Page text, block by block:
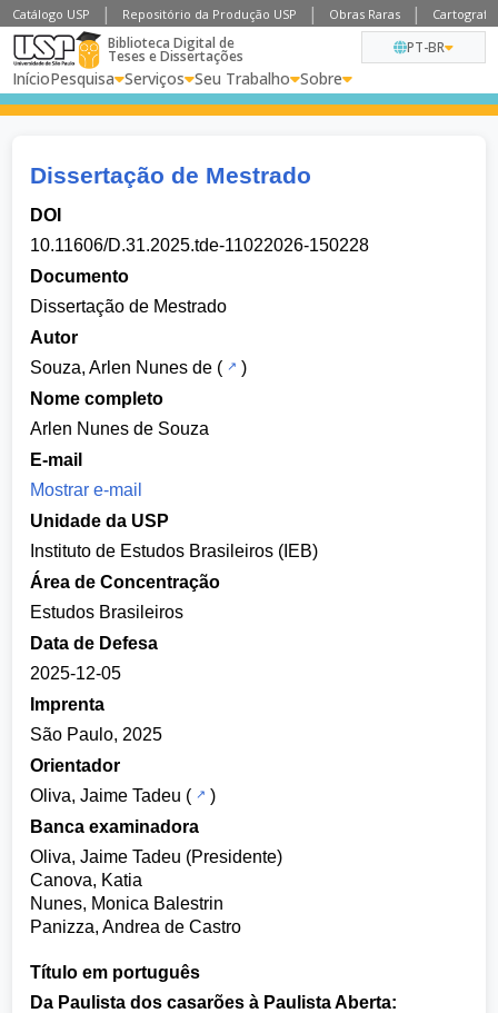
Catálogo USP Repositório da Produção USP Obras Raras
Biblioteca Digital de
Teses e Dissertações
InícioPesquisa Serviços Seu Trabalho Sobre
PT-BR
Dissertação de Mestrado
DOI
10.11606/D.31.2025.tde-11022026-150228
Documento
Dissertação de Mestrado
Autor
Souza, Arlen Nunes de (
)
Nome completo
Arlen Nunes de Souza
E-mail
Mostrar e-mail
Unidade da USP
Instituto de Estudos Brasileiros (IEB)
Área de Concentração
Estudos Brasileiros
Data de Defesa
2025-12-05
Imprenta
São Paulo, 2025
Orientador
Oliva, Jaime Tadeu (
)
Banca examinadora
Oliva, Jaime Tadeu (Presidente)
Canova, Katia
Nunes, Monica Balestrin
Panizza, Andrea de Castro
Título em português
Da Paulista dos casarões à Paulista Aberta: